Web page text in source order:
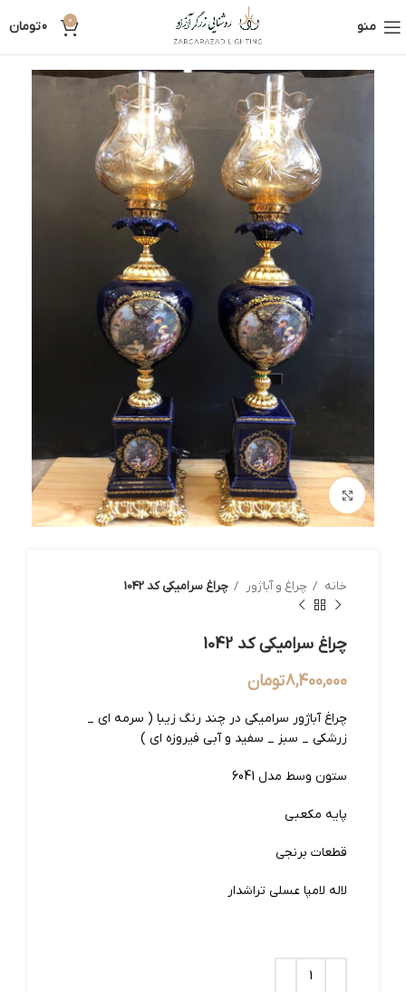
منو 0
0تومان
بزرگنمایی تصویر
خانه چراغ و آباژور چراغ سرامیکی کد 1042
چراغ سرامیکی کد 1042
8,400,000تومان
چراغ آباژور سرامیکی در چند رنگ زیبا ( سرمه ای _
زرشکی _ سبز _ سفید و آبی فیروزه ای )
ستون وسط مدل 6041
پایه مکعبی
قطعات برنجی
لاله لامپا عسلی تراشدار